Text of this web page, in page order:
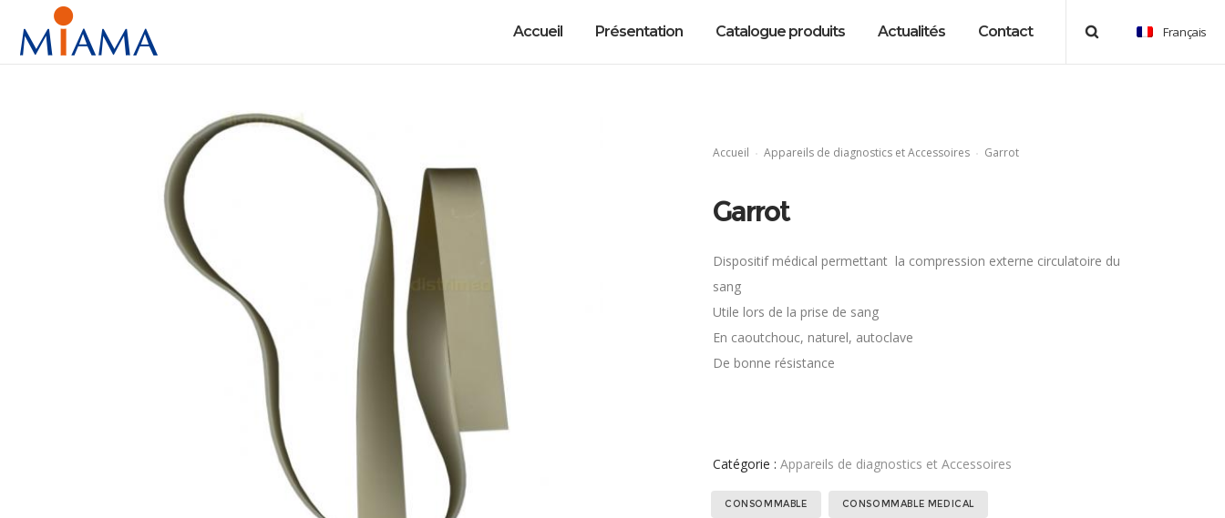
Français
Accueil Présentation Catalogue produits Actualités Contact
Accueil Appareils de diagnostics et Accessoires Garrot
Garrot
Dispositif médical permettant la compression externe circulatoire du
sang
Utile lors de la prise de sang
En caoutchouc, naturel, autoclave
De bonne résistance
Catégorie : Appareils de diagnostics et Accessoires
CONSOMMABLE CONSOMMABLE MEDICAL